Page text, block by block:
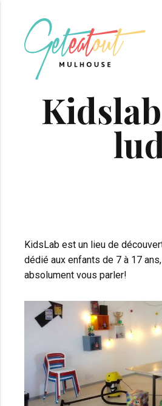
KidsLab est un lieu de
dédié aux enfants de 7 à 17
absolument vous parler!